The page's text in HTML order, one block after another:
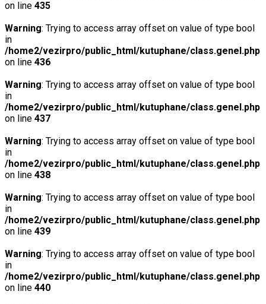
on line 435
Warning: Trying to access array offset on value of type bool
in
/home2/vezirpro/public_html/kutuphane/class.genel.php
on line 436
Warning: Trying to access array offset on value of type bool
in
/home2/vezirpro/public_html/kutuphane/class.genel.php
on line 437
Warning: Trying to access array offset on value of type bool
in
/home2/vezirpro/public_html/kutuphane/class.genel.php
on line 438
Warning: Trying to access array offset on value of type bool
in
/home2/vezirpro/public_html/kutuphane/class.genel.php
on line 439
Warning: Trying to access array offset on value of type bool
in
/home2/vezirpro/public_html/kutuphane/class.genel.php
on line 440